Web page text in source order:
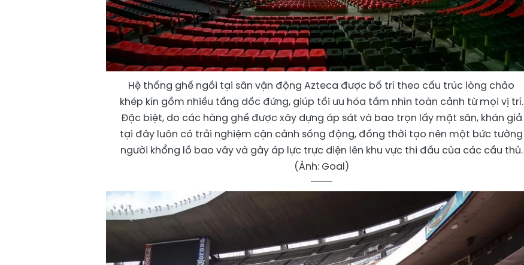
Hệ thống ghế ngồi tại sân vận động Azteca được bố trí theo cấu trúc lòng chảo
khép kín gồm nhiều tầng dốc đứng, giúp tối ưu hóa tầm nhìn toàn cảnh từ mọi vị trí.
Đặc biệt, do các hàng ghế được xây dựng áp sát và bao trọn lấy mặt sân, khán giả
tại đây luôn có trải nghiệm cận cảnh sống động, đồng thời tạo nên một bức tường
người khổng lồ bao vây và gây áp lực trực diện lên khu vực thi đấu của các cầu thủ.
(Ảnh: Goal)